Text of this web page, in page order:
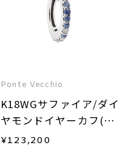
Ponte Vecchio
K18WGサファイア/ダイ
ヤモンドイヤーカフ(片
耳用)
¥123,200